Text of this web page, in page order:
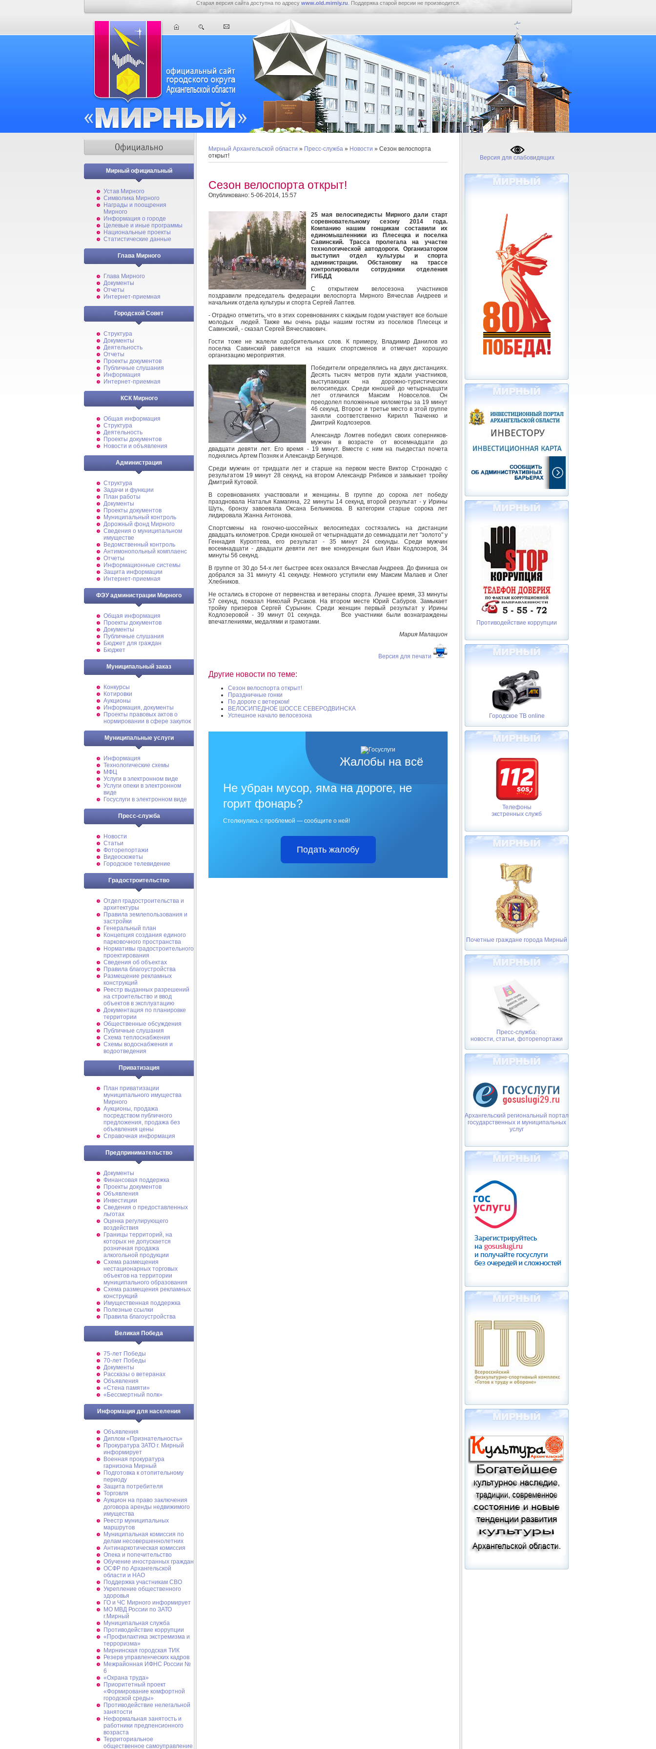
Старая версия сайта доступна по адресу www.old.mirniy.ru . Поддержка старой версии не производится.
Мирный официальный
Устав Мирного
Символика Мирного
Награды и поощрения
Мирного
Информация о городе
Целевые и иные программы
Национальные проекты
Статистические данные
Глава Мирного
Глава Мирного
Документы
Отчеты
Интернет-приемная
Городской Совет
Структура
Документы
Деятельность
Отчеты
Проекты документов
Публичные слушания
Информация
Интернет-приемная
КСК Мирного
Общая информация
Структура
Деятельность
Проекты документов
Новости и объявления
Администрация
Структура
Задачи и функции
План работы
Документы
Проекты документов
Муниципальный контроль
Дорожный фонд Мирного
Cведения о муниципальном
имуществе
Ведомственный контроль
Антимонопольный комплаенс
Отчеты
Информационные системы
Защита информации
Интернет-приемная
ФЭУ администрации Мирного
Общая информация
Проекты документов
Документы
Публичные слушания
Бюджет для граждан
Бюджет
Муниципальный заказ
Конкурсы
Котировки
Аукционы
Информация, документы
Проекты правовых актов о
нормировании в сфере закупок
Муниципальные услуги
Информация
Технологические схемы
МФЦ
Услуги в электронном виде
Услуги опеки в электронном
виде
Госуслуги в электронном виде
Пресс-служба
Новости
Статьи
Фоторепортажи
Видеосюжеты
Городское телевидение
Градостроительство
Отдел градостроительства и
архитектуры
Правила землепользования и
застройки
Генеральный план
Концепция создания единого
парковочного пространства
Нормативы градостроительного
проектирования
Сведения об объектах
Правила благоустройства
Размещение рекламных
конструкций
Реестр выданных разрешений
на строительство и ввод
объектов в эксплуатацию
Документация по планировке
территории
Общественные обсуждения
Публичные слушания
Схема теплоснабжения
Схемы водоснабжения и
водоотведения
Приватизация
План приватизации
муниципального имущества
Мирного
Аукционы, продажа
посредством публичного
предложения, продажа без
объявления цены
Справочная информация
Предпринимательство
Документы
Финансовая поддержка
Проекты документов
Объявления
Инвестиции
Сведения о предоставленных
льготах
Оценка регулирующего
воздействия
Границы территорий, на
которых не допускается
розничная продажа
алкогольной продукции
Схема размещения
нестационарных торговых
объектов на территории
муниципального образования
Схема размещения рекламных
конструкций
Имущественная поддержка
Полезные ссылки
Правила благоустройства
Великая Победа
75-лет Победы
70-лет Победы
Документы
Рассказы о ветеранах
Объявления
«Стена памяти»
«Бессмертный полк»
Информация для населения
Объявления
Диплом «Признательность»
Прокуратура ЗАТО г. Мирный
информирует
Военная прокуратура
гарнизона Мирный
Подготовка к отопительному
периоду
Защита потребителя
Торговля
Аукцион на право заключения
договора аренды недвижимого
имущества
Реестр муниципальных
маршрутов
Муниципальная комиссия по
делам несовершеннолетних
Антинаркотическая комиссия
Опека и попечительство
Обучение иностранных граждан
ОСФР по Архангельской
области и НАО
Поддержка участникам СВО
Укрепление общественного
здоровья
ГО и ЧС Мирного информирует
МО МВД России по ЗАТО
г.Мирный
Муниципальная cлужба
Противодействие коррупции
«Профилактика экстремизма и
терроризма»
Мирнинская городская ТИК
Резерв управленческих кадров
Межрайонная ИФНС России №
6
«Охрана труда»
Приоритетный проект
«Формирование комфортной
городской среды»
Противодействие нелегальной
занятости
Неформальная занятость и
работники предпенсионного
возраста
Территориальное
общественное самоуправление
Мирный Архангельской области » Пресс-служба » Новости » Сезон велоспорта
открыт!
Сезон велоспорта открыт!
Опубликовано: 5-06-2014, 15:57
25 мая велосипедисты Мирного дали старт
соревновательному сезону 2014 года.
Компанию нашим гонщикам составили их
единомышленники из Плесецка и поселка
Савинский. Трасса пролегала на участке
технологической автодороги. Организатором
выступил отдел культуры и спорта
администрации. Обстановку на трассе
контролировали сотрудники отделения
ГИБДД
С открытием велосезона участников
поздравили председатель федерации велоспорта Мирного Вячеслав Андреев и
начальник отдела культуры и спорта Сергей Лаптев.
- Отрадно отметить, что в этих соревнованиях с каждым годом участвует все больше
молодых людей. Также мы очень рады нашим гостям из поселков Плесецк и
Савинский, - сказал Сергей Вячеславович.
Гости тоже не жалели одобрительных слов. К примеру, Владимир Данилов из
поселка Савинский равняется на наших спортсменов и отмечает хорошую
организацию мероприятия.
Победители определялись на двух дистанциях.
Десять тысяч метров пути ждали участников,
выступающих на дорожно-туристических
велосипедах. Среди юношей до четырнадцати
лет отличился Максим Новоселов. Он
преодолел положенные километры за 19 минут
46 секунд. Второе и третье место в этой группе
заняли соответственно Кирилл Ткаченко и
Дмитрий Кодлозеров.
Александр Ломтев победил своих соперников-
мужчин в возрасте от восемнадцати до
двадцати девяти лет. Его время - 19 минут. Вместе с ним на пьедестал почета
поднялись Артем Позняк и Александр Бегунцов.
Среди мужчин от тридцати лет и старше на первом месте Виктор Стронадко с
результатом 19 минут 28 секунд, на втором Александр Рябиков и замыкает тройку
Дмитрий Кутовой.
В соревнованиях участвовали и женщины. В группе до сорока лет победу
праздновала Наталья Камагина, 22 минуты 14 секунд, второй результат - у Ирины
Шуть, бронзу завоевала Оксана Бельчикова. В категории старше сорока лет
лидировала Жанна Антонова.
Спортсмены на гоночно-шоссейных велосипедах состязались на дистанции
двадцать километров. Среди юношей от четырнадцати до семнадцати лет "золото" у
Геннадия Куроптева, его результат - 35 минут 24 секунды. Среди мужчин
восемнадцати - двадцати девяти лет вне конкуренции был Иван Кодлозеров, 34
минуты 56 секунд.
В группе от 30 до 54-х лет быстрее всех оказался Вячеслав Андреев. До финиша он
добрался за 31 минуту 41 секунду. Немного уступили ему Максим Малаев и Олег
Хлебников.
Не остались в стороне от первенства и ветераны спорта. Лучшее время, 33 минуты
57 секунд, показал Николай Русаков. На втором месте Юрий Сабуров. Замыкает
тройку призеров Сергей Сурынин. Среди женщин первый результат у Ирины
Кодлозеровой - 39 минут 01 секунда. Все участники были вознаграждены
впечатлениями, медалями и грамотами.
Мария Малацион
Версия для печати
Другие новости по теме:
Сезон велоспорта открыт!
Праздничные гонки
По дороге с ветерком!
ВЕЛОСИПЕДНОЕ ШОССЕ СЕВЕРОДВИНСКА
Успешное начало велосезона
Жалобы на всё
Не убран мусор, яма на дороге, не
горит фонарь?
Столкнулись с проблемой — сообщите о ней!
Подать жалобу
Версия для слабовидящих
Противодействие коррупции
Городское ТВ online
Телефоны
экстренных служб
Почетные граждане города Мирный
Пресс-служба:
новости, статьи, фоторепортажи
Архангельский региональный портал
государственных и муниципальных
услуг